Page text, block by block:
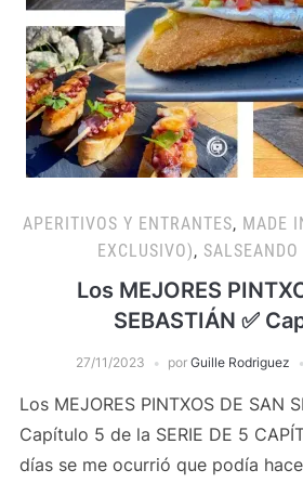
APERITIVOS Y ENTRANTES, MADE
EXCLUSIVO),
Los MEJORES
SEBASTIÁN ✅
27/11/2023 por Guille Rodriguez
Los MEJORES PINTXOS DE SAN
Capítulo 5 de la SERIE DE 5
días se me ocurrió que podía